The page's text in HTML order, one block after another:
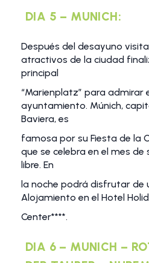
DIA 5 – MUNICH:
Después del desayuno
atractivos de la ciudad
principal
“Marienplatz” para admirar
ayuntamiento. Múnich,
Baviera, es
famosa por su Fiesta de la
que se celebra en el mes
libre. En
la noche podrá disfrutar de
Alojamiento en el Hotel
Center****.
DIA 6 – MUNICH –